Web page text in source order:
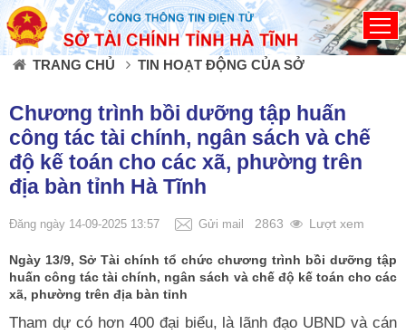
TRANG CHỦ TIN HOẠT ĐỘNG CỦA SỞ
Chương trình bồi dưỡng tập huấn
công tác tài chính, ngân sách và chế
độ kế toán cho các xã, phường trên
địa bàn tỉnh Hà Tĩnh
Đăng ngày 14-09-2025 13:57 Gửi mail 2863 Lượt xem
Ngày 13/9, Sở Tài chính tổ chức chương trình bồi dưỡng tập
huấn công tác tài chính, ngân sách và chế độ kế toán cho các
xã, phường trên địa bàn tỉnh
Tham dự có hơn 400 đại biểu, là lãnh đạo UBND và cán
Đã kết nối EMC